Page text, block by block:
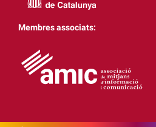
Membres associats: